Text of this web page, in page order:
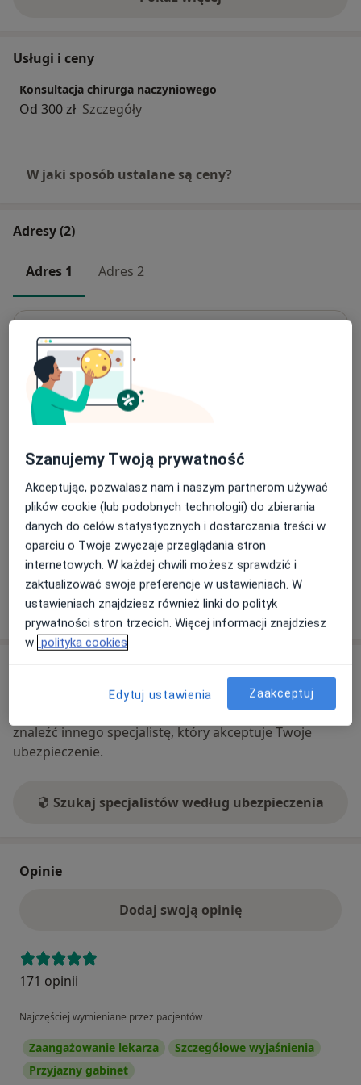
(Vascular Diseases and Angiology Unit University of
o doświadczeniu
Usługi i ceny
Konsultacja chirurga naczyniowego
Od 300 zł Szczegóły
W jaki sposób ustalane są ceny?
Adresy (2)
Adres 1 Adres 2
Centrum Medyczne Antrum, Laboratorium
Demeter Stanisław Horák
Olimpijska 5,
Dostępność
Pokaż kalendarz
Metody płatności (wizyty prywatne)
Gotówka
Pokaż więcej
o adresie
Ten specjalista przyjmuje wyłącznie pacjentów
prywatnych. Możesz opłacić wizytę samodzielnie lub
znaleźć innego specjalistę, który akceptuje Twoje
ubezpieczenie.
Szukaj specjalistów według ubezpieczenia
Opinie
Dodaj swoją opinię
171 opinii
Najczęściej wymieniane przez pacjentów
Zaangażowanie lekarza
Szczegółowe wyjaśnienia
Przyjazny gabinet
Szanujemy Twoją prywatność
Akceptując, pozwalasz nam i naszym partnerom używać
plików cookie (lub podobnych technologii) do zbierania
danych do celów statystycznych i dostarczania treści w
oparciu o Twoje zwyczaje przeglądania stron
internetowych. W każdej chwili możesz sprawdzić i
zaktualizować swoje preferencje w ustawieniach. W
ustawieniach znajdziesz również linki do polityk
prywatności stron trzecich. Więcej informacji znajdziesz
w polityka cookies
Edytuj ustawienia Zaakceptuj